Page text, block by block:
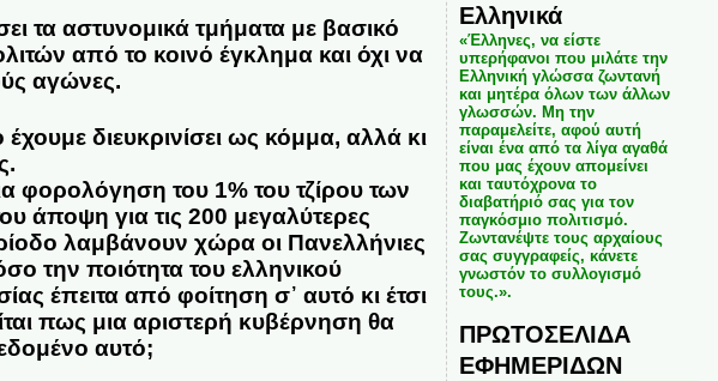
τα αστυνομικά τμήματα με βασικό
από το κοινό έγκλημα και όχι να
αγώνες.
διευκρινίσει ως κόμμα, αλλά κι
φορολόγηση του 1% του τζίρου των
άποψη για τις 200 μεγαλύτερες
λαμβάνουν χώρα οι Πανελλήνιες
την ποιότητα του ελληνικού
έπειτα από φοίτηση σ᾽ αυτό κι έτσι
πως μια αριστερή κυβέρνηση θα
αυτό;
Ελληνικά
«Έλληνες, να είστε
υπερήφανοι που μιλάτε την
Ελληνική γλώσσα ζωντανή
και μητέρα όλων των άλλων
γλωσσών. Μη την
παραμελείτε, αφού αυτή
είναι ένα από τα λίγα αγαθά
που μας έχουν απομείνει
και ταυτόχρονα το
διαβατήριό σας για τον
παγκόσμιο πολιτισμό.
Ζωντανέψτε τους αρχαίους
σας συγγραφείς, κάνετε
γνωστόν το συλλογισμό
τους.».
ΠΡΩΤΟΣΕΛΙΔΑ
ΕΦΗΜΕΡΙΔΩΝ